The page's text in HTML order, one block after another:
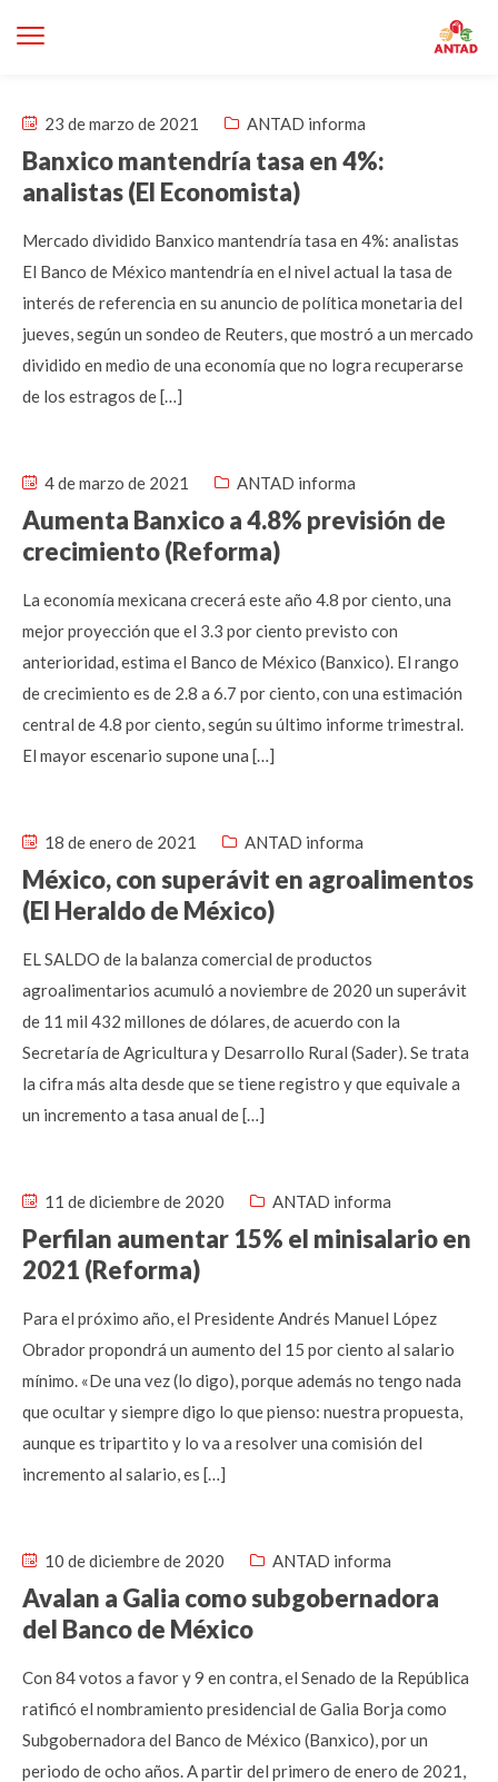
23 de marzo de 2021 ANTAD informa
Banxico mantendría tasa en 4%:
analistas (El Economista)
Mercado dividido Banxico mantendría tasa en 4%: analistas
El Banco de México mantendría en el nivel actual la tasa de
interés de referencia en su anuncio de política monetaria del
jueves, según un sondeo de Reuters, que mostró a un mercado
dividido en medio de una economía que no logra recuperarse
de los estragos de […]
4 de marzo de 2021 ANTAD informa
Aumenta Banxico a 4.8% previsión de
crecimiento (Reforma)
La economía mexicana crecerá este año 4.8 por ciento, una
mejor proyección que el 3.3 por ciento previsto con
anterioridad, estima el Banco de México (Banxico). El rango
de crecimiento es de 2.8 a 6.7 por ciento, con una estimación
central de 4.8 por ciento, según su último informe trimestral.
El mayor escenario supone una […]
18 de enero de 2021 ANTAD informa
México, con superávit en agroalimentos
(El Heraldo de México)
EL SALDO de la balanza comercial de productos
agroalimentarios acumuló a noviembre de 2020 un superávit
de 11 mil 432 millones de dólares, de acuerdo con la
Secretaría de Agricultura y Desarrollo Rural (Sader). Se trata
la cifra más alta desde que se tiene registro y que equivale a
un incremento a tasa anual de […]
11 de diciembre de 2020 ANTAD informa
Perfilan aumentar 15% el minisalario en
2021 (Reforma)
Para el próximo año, el Presidente Andrés Manuel López
Obrador propondrá un aumento del 15 por ciento al salario
mínimo. «De una vez (lo digo), porque además no tengo nada
que ocultar y siempre digo lo que pienso: nuestra propuesta,
aunque es tripartito y lo va a resolver una comisión del
incremento al salario, es […]
10 de diciembre de 2020 ANTAD informa
Avalan a Galia como subgobernadora
del Banco de México
Con 84 votos a favor y 9 en contra, el Senado de la República
ratificó el nombramiento presidencial de Galia Borja como
Subgobernadora del Banco de México (Banxico), por un
periodo de ocho años. A partir del primero de enero de 2021,